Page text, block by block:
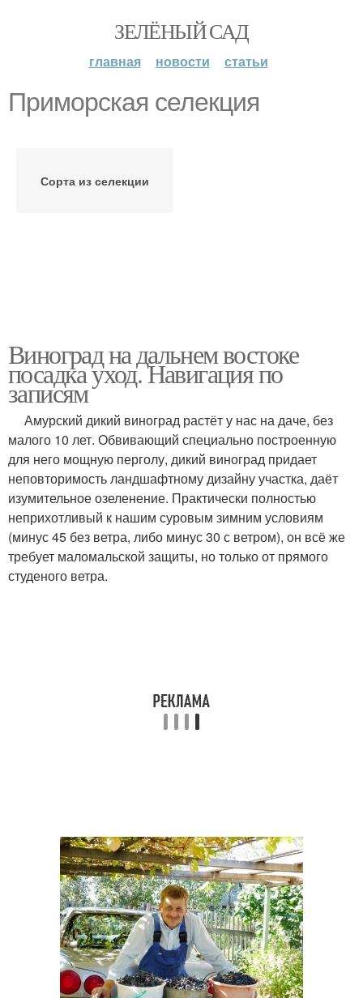
ЗЕЛЁНЫЙ САД
главная новости статьи
Приморская селекция
Сорта из селекции
Виноград на дальнем востоке
посадка уход. Навигация по
записям
Амурский дикий виноград растёт у нас на даче, без
малого 10 лет. Обвивающий специально построенную
для него мощную перголу, дикий виноград придает
неповторимость ландшафтному дизайну участка, даёт
изумительное озеленение. Практически полностью
неприхотливый к нашим суровым зимним условиям
(минус 45 без ветра, либо минус 30 с ветром), он всё же
требует маломальской защиты, но только от прямого
студеного ветра.